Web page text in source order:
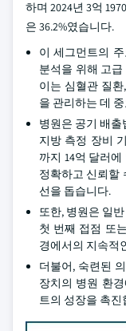
하며 2024년 3억
은 36.2%였습니다.
이 세그먼트의
분석을 위해 고
이는 심혈관 질
을 관리하는 데
병원은 공기 배출
지방 측정 장비
까지 14억 달러
정확하고 신뢰할
선을 돕습니다.
또한, 병원은 일
첫 번째 접점 또
경에서의 지속적
더불어, 숙련된
장치의 병원 환
트의 성장을 촉진